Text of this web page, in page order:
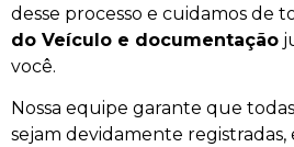
desse processo e cuidamos de
do Veículo e documentação
você.
Nossa equipe garante que
sejam devidamente registradas,